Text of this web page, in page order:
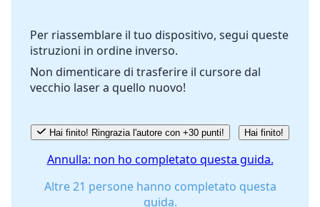
Annulla
Per riassemblare il tuo dispositivo, segui queste
istruzioni in ordine inverso.
Non dimenticare di trasferire il cursore dal
vecchio laser a quello nuovo!
Hai finito! Ringrazia l'autore con +30 punti! Hai finito!
Annulla: non ho completato questa guida.
Altre 21 persone hanno completato questa
guida.